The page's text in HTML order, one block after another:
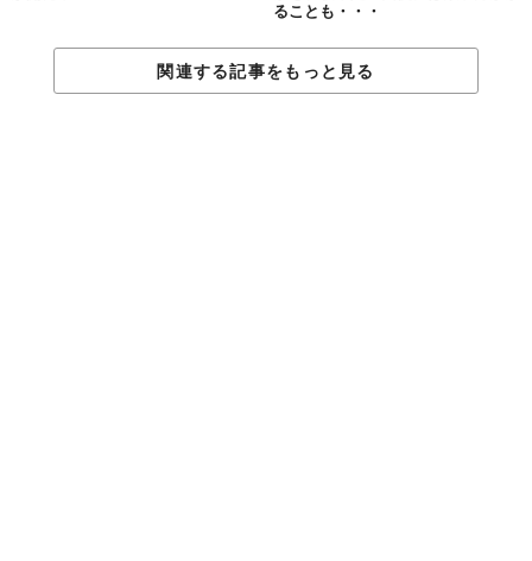
06.
脳の疲労が減少し、
冷静でいられる
ることも・・・
関連する記事をもっと見る